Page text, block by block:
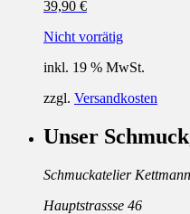
39,90 €
Nicht vorrätig
inkl. 19 % MwSt.
zzgl. Versandkosten
Unser
Schmuckatelier Kettmann
Hauptstrassse 46